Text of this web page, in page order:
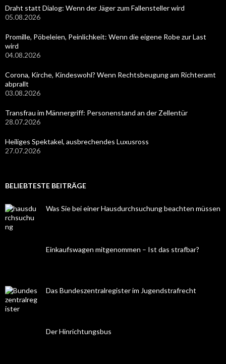
Draht statt Dialog: Wenn der Jäger zum Fallensteller wird
05.08.2026
Promille, Pöbeleien, Peinlichkeit: Wenn die eigene Robe zur Last
wird
04.08.2026
Corona, Kirche, Kindeswohl? Wenn Rechtsbeugung am Richteramt
abprallt
03.08.2026
Transfrau im Männergriff: Personenstand an der Zellentür
28.07.2026
Heiliges Spektakel, ausbrechendes Luxusross
27.07.2026
BELIEBTESTE BEITRÄGE
Was Sie bei einer Hausdurchsuchung beachten müssen
Einkaufswagen mitgenommen – Ist das strafbar?
Das Bundeszentralregister im Jugendstrafrecht
Der Hinrichtungsbus